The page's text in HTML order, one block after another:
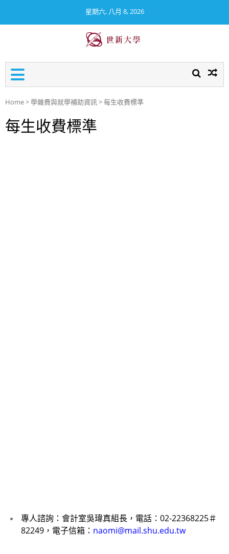
星期六, 八月 8, 2026
Home>學雜費與就學補助資訊>每生收費標準
每生收費標準
專人諮詢：會計室吳瑋真組長，電話：02-22368225＃
82249，電子信箱： naomi@mail.shu.edu.tw